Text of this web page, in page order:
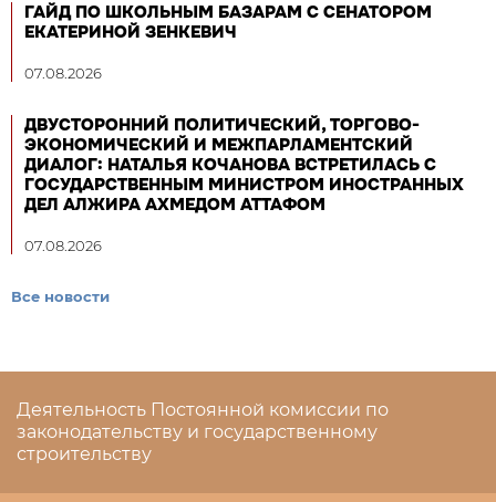
ГАЙД ПО ШКОЛЬНЫМ БАЗАРАМ С СЕНАТОРОМ
ЕКАТЕРИНОЙ ЗЕНКЕВИЧ
07.08.2026
ДВУСТОРОННИЙ ПОЛИТИЧЕСКИЙ, ТОРГОВО-
ЭКОНОМИЧЕСКИЙ И МЕЖПАРЛАМЕНТСКИЙ
ДИАЛОГ: НАТАЛЬЯ КОЧАНОВА ВСТРЕТИЛАСЬ С
ГОСУДАРСТВЕННЫМ МИНИСТРОМ ИНОСТРАННЫХ
ДЕЛ АЛЖИРА АХМЕДОМ АТТАФОМ
07.08.2026
Все новости
Деятельность Постоянной комиссии по
законодательству и государственному
строительству